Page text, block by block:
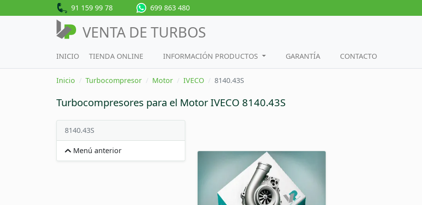
91 159 99 78 699 863 480
VENTA DE TURBOS
INICIO TIENDA ONLINE INFORMACIÓN PRODUCTOS GARANTÍA CONTACTO
Inicio Turbocompresor Motor IVECO 8140.43S
Turbocompresores para el Motor IVECO 8140.43S
8140.43S
Menú anterior